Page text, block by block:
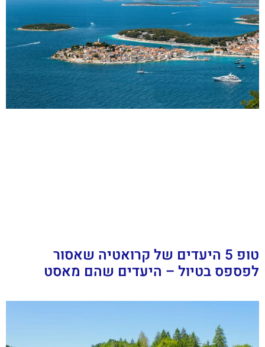
טופ 5 היעדים של קרואטיה שאסור
לפספס בטיול – היעדים שהם מאסט